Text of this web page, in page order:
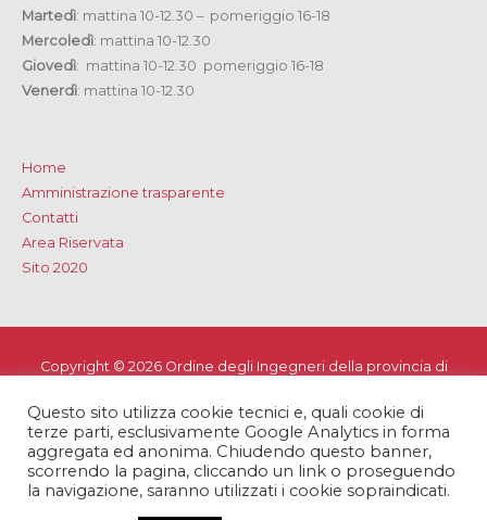
Martedì: mattina 10-12.30 – pomeriggio 16-18
Mercoledì: mattina 10-12.30
Giovedì: mattina 10-12.30 pomeriggio 16-18
Venerdì: mattina 10-12.30
Home
Amministrazione trasparente
Contatti
Area Riservata
Sito 2020
Copyright © 2026 Ordine degli Ingegneri della provincia di
Privacy e Cookie Policy-Note Legali -Dichiarazione di
accessibilità
Questo sito utilizza cookie tecnici e, quali cookie di
terze parti, esclusivamente Google Analytics in forma
aggregata ed anonima. Chiudendo questo banner,
scorrendo la pagina, cliccando un link o proseguendo
la navigazione, saranno utilizzati i cookie sopraindicati.